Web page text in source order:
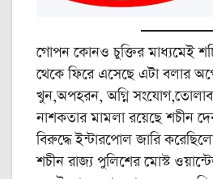
গোপন কোনও চুক্তির মাধ্যমেই
থেকে ফিরে এসেছে এটা বলার
খুন,অপহরন, অগ্নি
নাশকতার মামলা রয়েছে শচীন
বিরুদ্ধে ইন্টারপোল জারি
শচীন রাজ্য পুলিশের মোস্ট